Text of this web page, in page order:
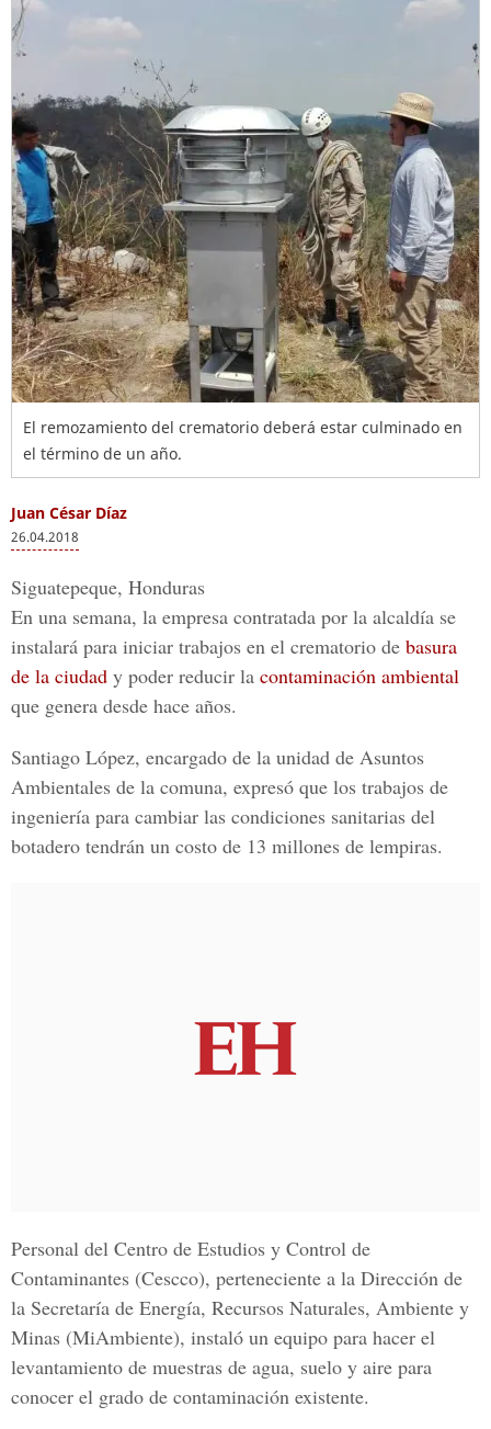
El remozamiento del crematorio deberá estar culminado en
el término de un año.
Juan César Díaz
26.04.2018
Siguatepeque, Honduras
En una semana, la empresa contratada por la alcaldía se
instalará para iniciar trabajos en el crematorio de basura
de la ciudad y poder reducir la contaminación ambiental
que genera desde hace años.
Santiago López, encargado de la unidad de Asuntos
Ambientales de la comuna, expresó que los trabajos de
ingeniería para cambiar las condiciones sanitarias del
botadero tendrán un costo de 13 millones de lempiras.
Personal del Centro de Estudios y Control de
Contaminantes (Cescco), perteneciente a la Dirección de
la Secretaría de Energía, Recursos Naturales, Ambiente y
Minas (MiAmbiente), instaló un equipo para hacer el
levantamiento de muestras de agua, suelo y aire para
conocer el grado de contaminación existente.